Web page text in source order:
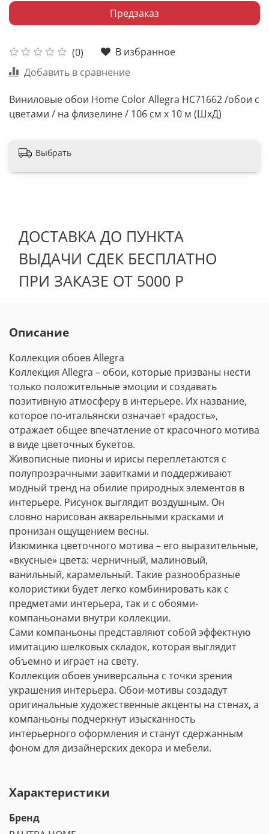
(0)
В избранное
Добавить в сравнение
Предзаказ
Виниловые обои Home Color Allegra HC71662 /обои с
цветами / на флизелине / 106 см х 10 м (ШхД)
Выбрать
ДОСТАВКА ДО ПУНКТА
ВЫДАЧИ СДЕК БЕСПЛАТНО
ПРИ ЗАКАЗЕ ОТ 5000 Р
Описание
Коллекция обоев Allegra
Коллекция Allegra – обои, которые призваны нести
только положительные эмоции и создавать
позитивную атмосферу в интерьере. Их название,
которое по-итальянски означает «радость»,
отражает общее впечатление от красочного мотива
в виде цветочных букетов.
Живописные пионы и ирисы переплетаются с
полупрозрачными завитками и поддерживают
модный тренд на обилие природных элементов в
интерьере. Рисунок выглядит воздушным. Он
словно нарисован акварельными красками и
пронизан ощущением весны.
Изюминка цветочного мотива – его выразительные,
«вкусные» цвета: черничный, малиновый,
ванильный, карамельный. Такие разнообразные
колористики будет легко комбинировать как с
предметами интерьера, так и с обоями-
компаньонами внутри коллекции.
Сами компаньоны представляют собой эффектную
имитацию шелковых складок, которая выглядит
объемно и играет на свету.
Коллекция обоев универсальна с точки зрения
украшения интерьера. Обои-мотивы создадут
оригинальные художественные акценты на стенах, а
компаньоны подчеркнут изысканность
интерьерного оформления и станут сдержанным
фоном для дизайнерских декора и мебели.
Характеристики
Бренд